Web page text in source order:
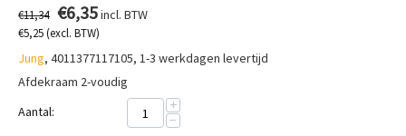
€11,34 €6,35incl. BTW
€5,25(excl. BTW)
Jung, 4011377117105, 1-3 werkdagen levertijd
Afdekraam 2-voudig
Aantal:
+
−